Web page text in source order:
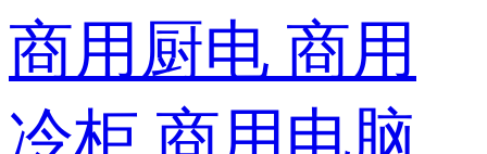
商用厨电 商用
冷柜 商用电脑